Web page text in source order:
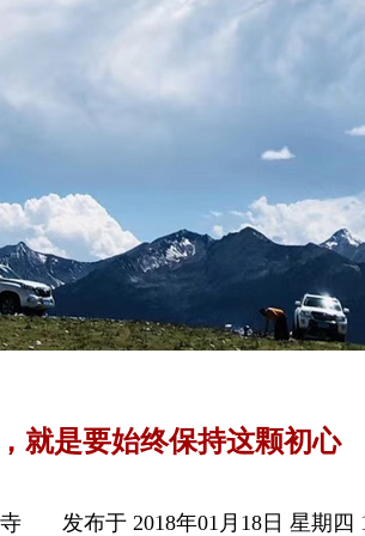
就是要始终保持这颗初心
发布于 2018年01月18日 星期四